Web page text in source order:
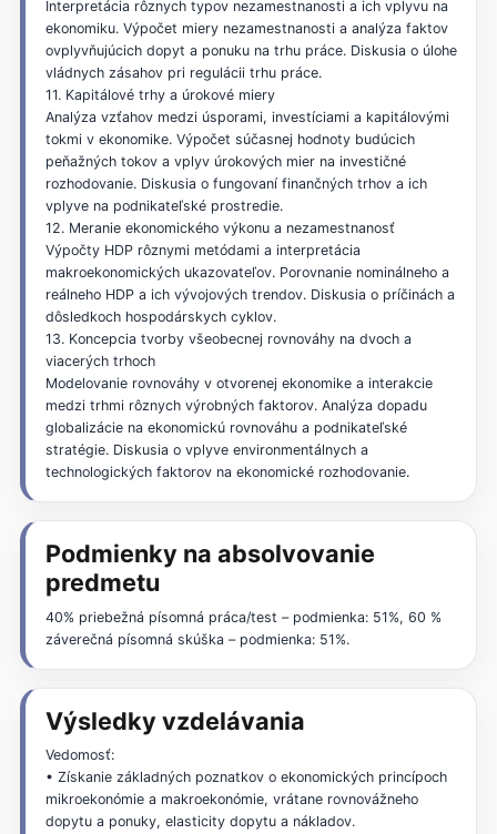
Interpretácia rôznych typov nezamestnanosti a ich vplyvu na
ekonomiku. Výpočet miery nezamestnanosti a analýza faktov
ovplyvňujúcich dopyt a ponuku na trhu práce. Diskusia o úlohe
vládnych zásahov pri regulácii trhu práce.
11. Kapitálové trhy a úrokové miery
Analýza vzťahov medzi úsporami, investíciami a kapitálovými
tokmi v ekonomike. Výpočet súčasnej hodnoty budúcich
peňažných tokov a vplyv úrokových mier na investičné
rozhodovanie. Diskusia o fungovaní finančných trhov a ich
vplyve na podnikateľské prostredie.
12. Meranie ekonomického výkonu a nezamestnanosť
Výpočty HDP rôznymi metódami a interpretácia
makroekonomických ukazovateľov. Porovnanie nominálneho a
reálneho HDP a ich vývojových trendov. Diskusia o príčinách a
dôsledkoch hospodárskych cyklov.
13. Koncepcia tvorby všeobecnej rovnováhy na dvoch a
viacerých trhoch
Modelovanie rovnováhy v otvorenej ekonomike a interakcie
medzi trhmi rôznych výrobných faktorov. Analýza dopadu
globalizácie na ekonomickú rovnováhu a podnikateľské
stratégie. Diskusia o vplyve environmentálnych a
technologických faktorov na ekonomické rozhodovanie.
Podmienky na absolvovanie
predmetu
40% priebežná písomná práca/test – podmienka: 51%, 60 %
záverečná písomná skúška – podmienka: 51%.
Výsledky vzdelávania
Vedomosť:
• Získanie základných poznatkov o ekonomických princípoch
mikroekonómie a makroekonómie, vrátane rovnovážneho
dopytu a ponuky, elasticity dopytu a nákladov.